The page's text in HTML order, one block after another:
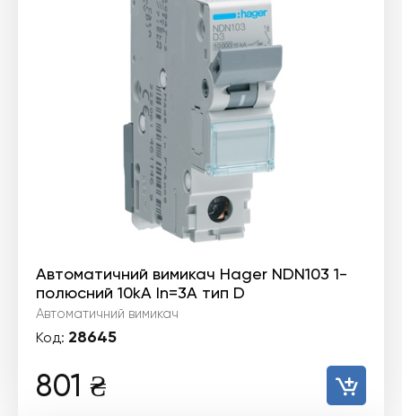
Автоматичний вимикач Hager NDN103 1-
полюсний 10kA In=3А тип D
Автоматичний вимикач
Код: 28645
801 ₴